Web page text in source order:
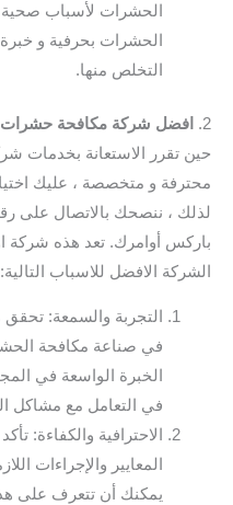
الحشرات لأسباب صحية
الحشرات بحرفية و
التخلص منها.
2.
افضل شركة مكافحة حشرات
حين تقرر الاستعانة بخدمات
محترفة و متخصصة ، عليك
لذلك ، ننصحك بالاتصال على
باركس أوامرك. تعد هذه شركة
الشركة الافضل للاسباب التالية:
التجربة والسمعة:
في صناعة مكافحة
الخبرة الواسعة في
في التعامل مع مشاكل
الاحترافية والكفاءة:
المعايير والإجراءات
يمكنك أن تتعرف على